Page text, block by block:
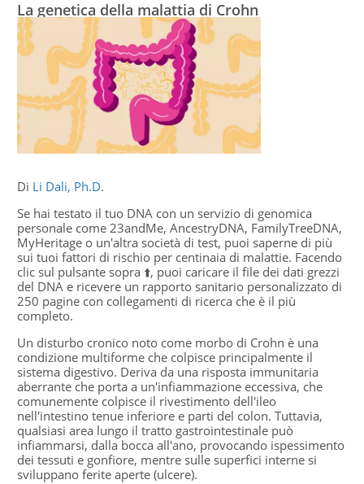
La genetica della malattia di Crohn
Di Li Dali, Ph.D.
Se hai testato il tuo DNA con un servizio di genomica
personale come 23andMe, AncestryDNA, FamilyTreeDNA,
MyHeritage o un'altra società di test, puoi saperne di più
sui tuoi fattori di rischio per centinaia di malattie. Facendo
clic sul pulsante sopra ⬆️, puoi caricare il file dei dati grezzi
del DNA e ricevere un rapporto sanitario personalizzato di
250 pagine con collegamenti di ricerca che è il più
completo.
Un disturbo cronico noto come morbo di Crohn è una
condizione multiforme che colpisce principalmente il
sistema digestivo. Deriva da una risposta immunitaria
aberrante che porta a un'infiammazione eccessiva, che
comunemente colpisce il rivestimento dell'ileo
nell'intestino tenue inferiore e parti del colon. Tuttavia,
qualsiasi area lungo il tratto gastrointestinale può
infiammarsi, dalla bocca all'ano, provocando ispessimento
dei tessuti e gonfiore, mentre sulle superfici interne si
sviluppano ferite aperte (ulcere).